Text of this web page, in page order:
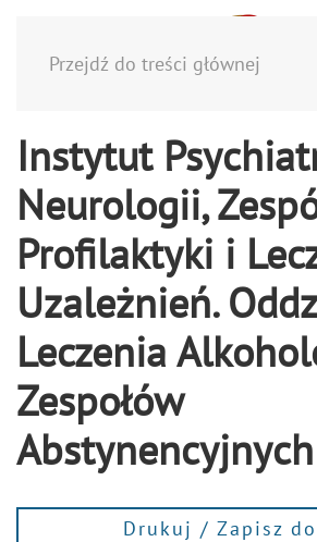
Przejdź do treści głównej
Instytut
Neurologii,
Profilaktyki i
Uzależnień.
Leczenia
Zespołów
Abstynencyjnych
Drukuj / Zapisz do